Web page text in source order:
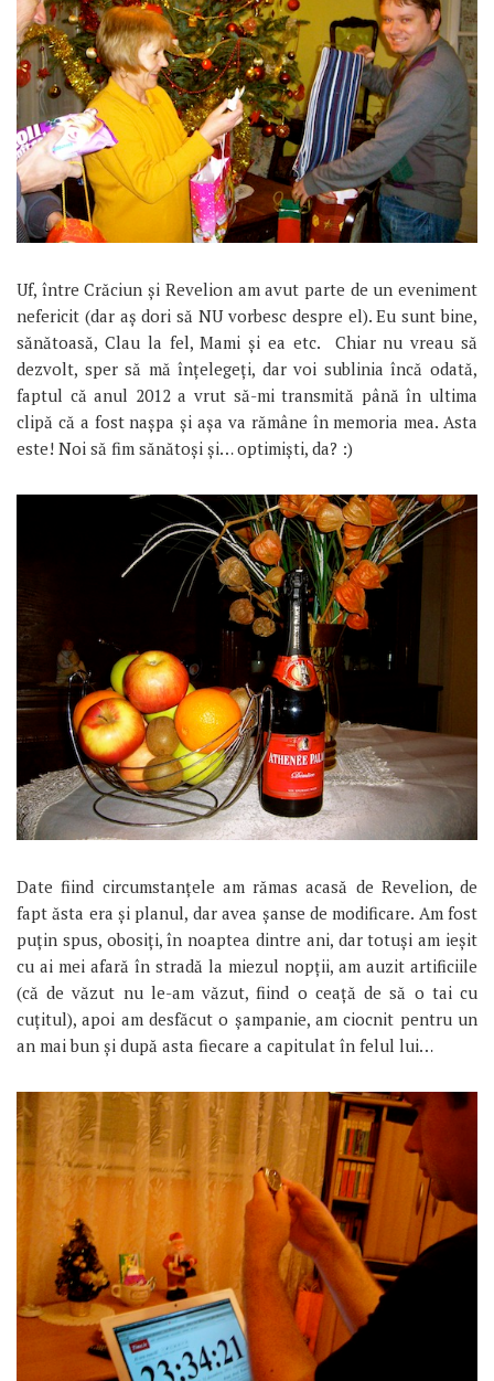
Uf, între Crăciun și Revelion am avut parte de un eveniment
nefericit (dar aș dori să NU vorbesc despre el). Eu sunt bine,
sănătoasă, Clau la fel, Mami și ea etc. Chiar nu vreau să
dezvolt, sper să mă înțelegeți, dar voi sublinia încă odată,
faptul că anul 2012 a vrut să-mi transmită până în ultima
clipă că a fost nașpa și așa va rămâne în memoria mea. Asta
este! Noi să fim sănătoși și… optimiști, da? :)
Date fiind circumstanțele am rămas acasă de Revelion, de
fapt ăsta era și planul, dar avea șanse de modificare. Am fost
puțin spus, obosiți, în noaptea dintre ani, dar totuși am ieșit
cu ai mei afară în stradă la miezul nopții, am auzit artificiile
(că de văzut nu le-am văzut, fiind o ceață de să o tai cu
cuțitul), apoi am desfăcut o șampanie, am ciocnit pentru un
an mai bun și după asta fiecare a capitulat în felul lui…